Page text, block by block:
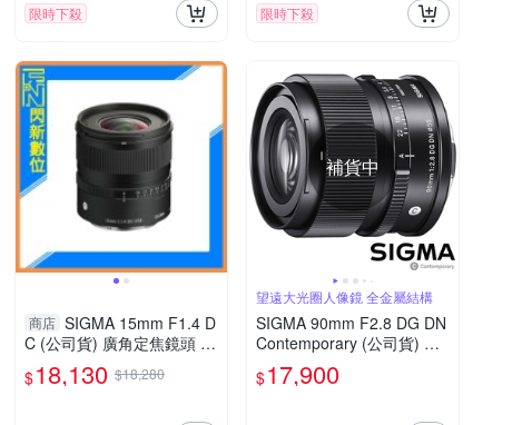
限時下殺 限時下殺
商店 SIGMA 15mm F1.4 D
C (公司貨) 廣角定焦鏡頭 人
像鏡 APS-C
$18,130 $18,280
補貨中
望遠大光圈人像鏡 全金屬結構
SIGMA 90mm F2.8 DG DN
Contemporary (公司貨) 全
片幅微單眼鏡頭 廣角大光圈
人像鏡 i 系列
$17,900